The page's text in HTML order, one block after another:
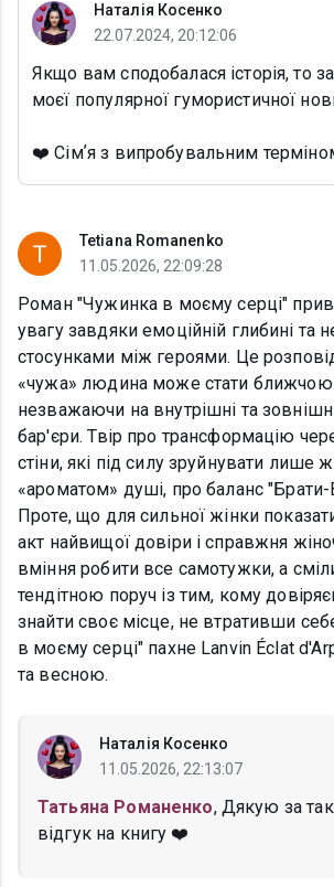
Наталія Косенко
22.07.2024, 20:12:06
Якщо вам сподобалася історія, то
моєї популярної гумористичної
❤️ Сімʼя з випробувальним
Tetiana Romanenko
11.05.2026, 22:09:28
Роман "Чужинка в моєму серці"
увагу завдяки емоційній глибині та
стосунками між героями. Це
«чужа» людина може стати ближчою
незважаючи на внутрішні та
бар'єри. Твір про трансформацію
стіни, які під силу зруйнувати лише
«ароматом» душі, про баланс "Брати-
Проте, що для сильної жінки
акт найвищої довіри і справжня
вміння робити все самотужки, а
тендітною поруч із тим, кому
знайти своє місце, не втративши
в моєму серці" пахне Lanvin Éclat
та весною.
Наталія Косенко
11.05.2026, 22:13:07
Татьяна Романенко, Дякую за
відгук на книгу ❤️